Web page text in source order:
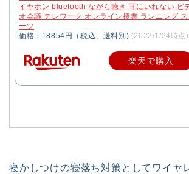
イヤホン bluetooth ながら聴き 耳にいれない ビ
オ会議 テレワーク オンライン授業 ランニング
ーツ
価格：18854円（税込、送料別) (2022/1/24時点)
楽天で購入
寝かしつけの寝落ち対策としてワイヤ